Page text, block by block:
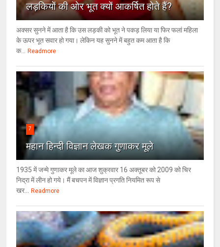
लड़कियों की ओर भूत क्‍यों आकर्षित होते हैं?
अक्सर सुनने में आता है कि उस लड़की को भूत ने पकड़ लिया या फिर फलां महिला
के ऊपर भूत सवार हो गया। लेकिन यह सुनने में बहुत कम आता है कि
क...
Readmore
7
महान हिन्दी विज्ञान लेखक गुणाकर मूले
1935 में जन्मे गुणाकर मूले का आज शुक्रवार 16 अक्तूबर को 2009 को चिर
निद्रा में लीन हो गये। मैं बचपन में विज्ञान प्रगति नियमित रूप से
खर...
Readmore